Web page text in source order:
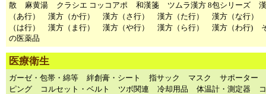
散
麻黄湯 クラシエ コッコアポ 和漢箋 ツムラ漢方 8包シリーズ
（あ行）
漢方（か行） 漢方（さ行） 漢方（た行）
漢方（な行）
（は行）
漢方（ま行） 漢方（や行） 漢方（ら行） 漢方（わ行)
の医薬品
医療衛生
ガーゼ・包帯・綿等 絆創膏・シート 指サック マスク
サポーター
ピング
コルセット・ベルト ツボ関連 冷却用品 体温計・測定器